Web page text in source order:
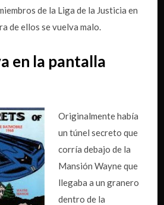
de la Liga de la Justicia en
de ellos se vuelva malo.
en la pantalla
Originalmente había
un túnel secreto que
corría debajo de la
Mansión Wayne que
llegaba a un granero
dentro de la